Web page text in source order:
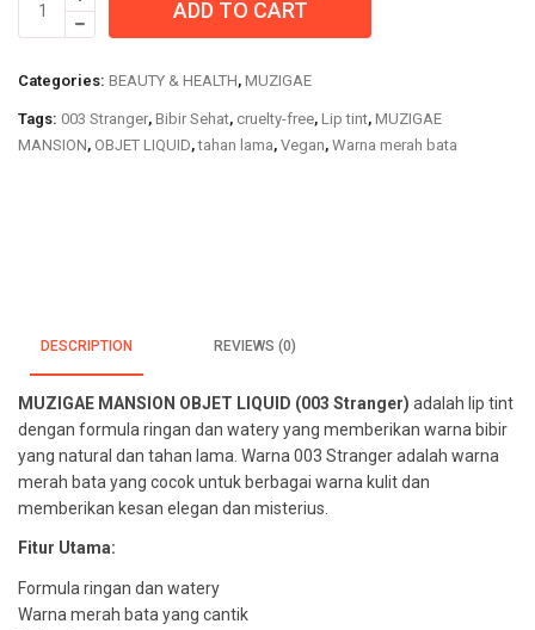
MANSION
LIQUID
Stranger)
quantity
ADD TO CART
Categories: BEAUTY & HEALTH, MUZIGAE
Tags: 003 Stranger, Bibir Sehat, cruelty-free, Lip tint, MUZIGAE
MANSION, OBJET LIQUID,tahan lama, Vegan, Warna merah bata
DESCRIPTION REVIEWS (0)
MUZIGAE MANSION OBJET LIQUID (003 Stranger) adalah lip tint
dengan formula ringan dan watery yang memberikan warna bibir
yang natural dan tahan lama. Warna 003 Stranger adalah warna
merah bata yang cocok untuk berbagai warna kulit dan
memberikan kesan elegan dan misterius.
Fitur Utama:
Formula ringan dan watery
Warna merah bata yang cantik